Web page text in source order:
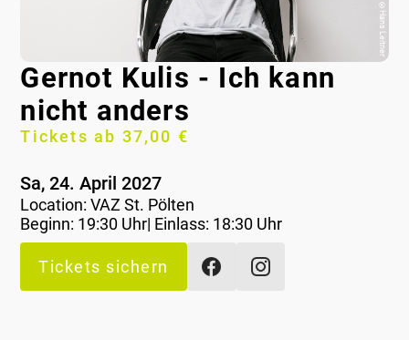
Gernot Kulis - Ich kann
nicht anders
Tickets ab 37,00 €
Sa, 24. April 2027
Location:VAZ St. Pölten
Beginn: 19:30 Uhr| Einlass: 18:30 Uhr
Tickets sichern
©
Hans Leitner